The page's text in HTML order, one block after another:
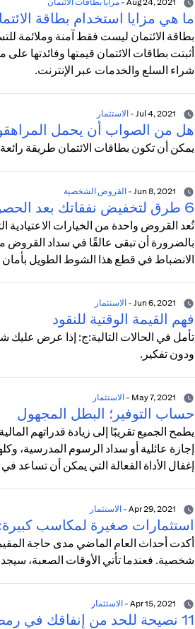
ما هي مزايا استخدام بطاقة
بطاقة الائتمان ليست فقط آمنة وملائمة
أثبتت بطاقات الائتمان قيمتها وفائدتها
شراء السلع والخدمات عبر الإنترنت.
-الاستثمار
هل من الصواب أن يحمل
يمكن أن تكون بطاقات الائتمان طريقة
-القروض الشخصية
6 طرق لتخفيض نفقاتك بعد الحصول على قرض
تُعد القروض واحدة من الخيارات الاعتيادية
بالضرورة أن تبقى عالقًا في سداد
الانضباط في قطع هذا الشوط الطويل بأمان
-الاستثمار
فهم القيمة الوقتية للنقود
ودون تفكير.
-الاستثمار
حساب التوفير؛ البطل المجهول
يطمح الجميع تقريبًا إلى زيادة قدراتهم
إجازة عائلية أو سداد الرسوم المدرسية،
إغفال الأداة الفعالة التي يمكن أن
-الاستثمار
استثمارات صغيرة لمكاسب
أكدت أحداث العام الماضي مدى حاجة
شخصية. فعندما تأتي الأوقات الصعبة، سيجد
-الاستثمار
11 نصيحة للحد من إنفاقك في رمضان هذا العام